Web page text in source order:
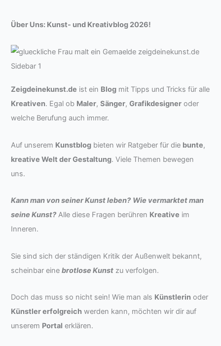
Über Uns: Kunst- und Kreativblog 2026!
Zeigdeinekunst.de ist ein Blog mit Tipps und Tricks für alle
Kreativen. Egal ob Maler,Sänger,Grafikdesigner oder
welche Berufung auch immer.
Auf unserem Kunstblog bieten wir Ratgeber für die bunte,
kreative Welt der Gestaltung. Viele Themen bewegen
uns.
Kann man von seiner Kunst leben? Wie vermarktet man
seine Kunst? Alle diese Fragen berühren Kreative im
Inneren.
Sie sind sich der ständigen Kritik der Außenwelt bekannt,
scheinbar einebrotlose Kunst zu verfolgen.
Doch das muss so nicht sein! Wie man als Künstlerin oder
Künstler erfolgreich werden kann, möchten wir dir auf
unserem Portal erklären.